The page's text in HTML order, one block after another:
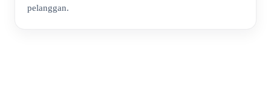
pelanggan.